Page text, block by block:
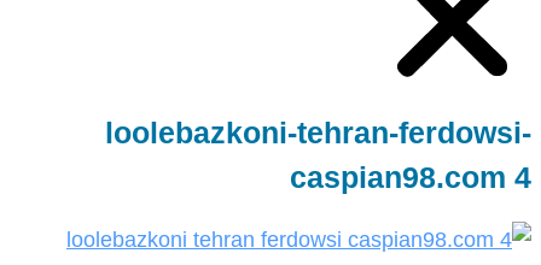
loolebazkoni-tehran-ferdowsi-
caspian98.com 4